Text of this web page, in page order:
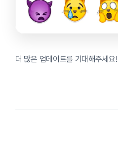
더 많은 업데이트를 기대해주세요!